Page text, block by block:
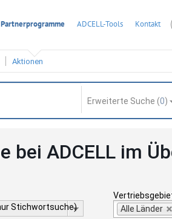
Partnerprogramme ADCELL-Tools Kontakt
Aktionen
Erweiterte Suche (0)
bei ADCELL im
Stichwortsuche)
Alle Länder